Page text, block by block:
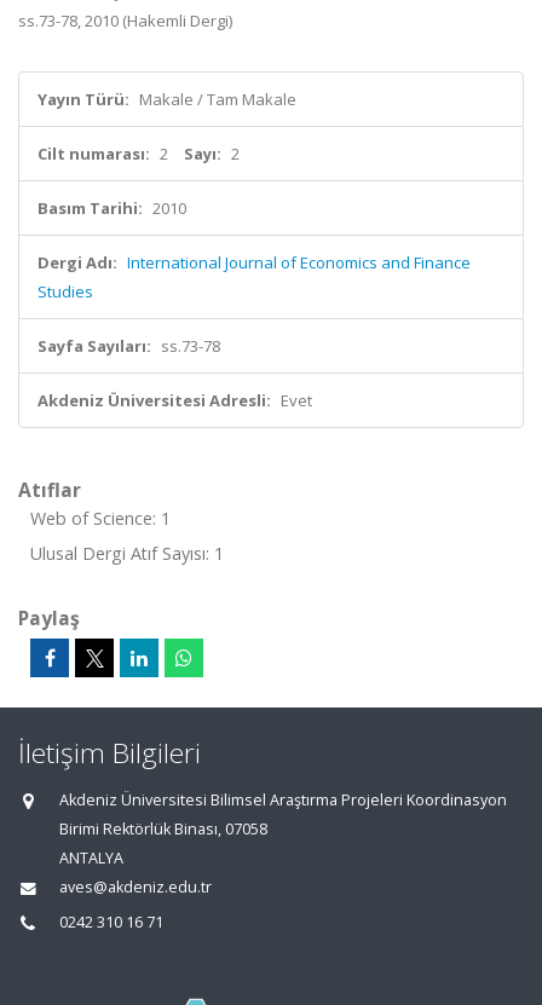
ss.73-78, 2010 (Hakemli Dergi)
Yayın Türü: Makale / Tam Makale
Cilt numarası: 2 Sayı: 2
Basım Tarihi: 2010
Dergi Adı: International Journal of Economics and Finance
Studies
Sayfa Sayıları: ss.73-78
Akdeniz Üniversitesi Adresli: Evet
Atıflar
Web of Science: 1
Ulusal Dergi Atıf Sayısı: 1
Paylaş
İletişim Bilgileri
Akdeniz Üniversitesi Bilimsel Araştırma Projeleri Koordinasyon
Birimi Rektörlük Binası, 07058
ANTALYA
aves@akdeniz.edu.tr
0242 310 16 71